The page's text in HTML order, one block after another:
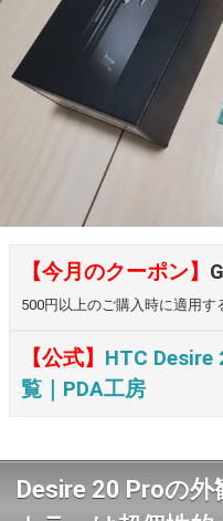
【今月のクーポン】
500円以上のご購入時に適用す
【公式】 HTC Desire
覧｜PDA工房
Desire 20 Proの外